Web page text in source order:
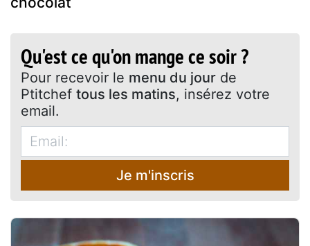
Qu'est ce qu'on mange ce soir ?
Pour recevoir le menu du jour de
Ptitchef tous les matins, insérez votre
email.
Je m'inscris